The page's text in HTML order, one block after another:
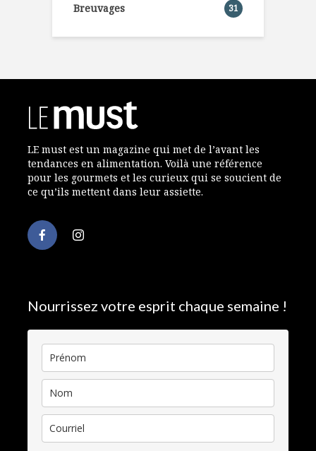
Breuvages 31
LE must est un magazine qui met de l’avant les
tendances en alimentation. Voilà une référence
pour les gourmets et les curieux qui se soucient de
ce qu’ils mettent dans leur assiette.
Nourrissez votre esprit chaque semaine !